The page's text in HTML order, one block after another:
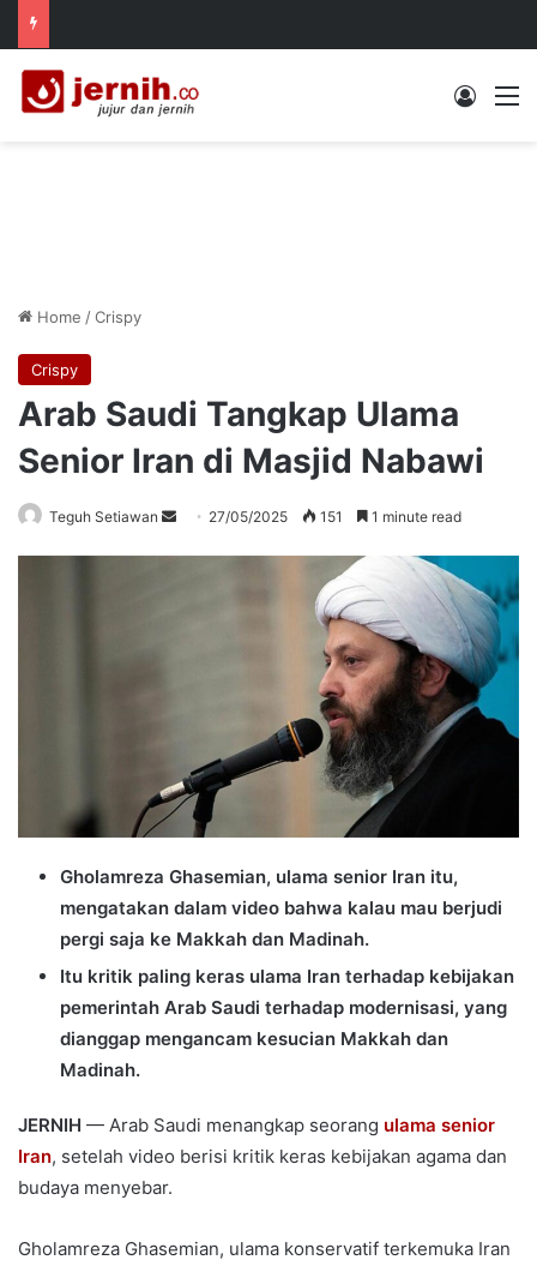
Log In
Home /Crispy
Crispy
Arab Saudi Tangkap Ulama
Senior Iran di Masjid Nabawi
Teguh Setiawan
Send 27/05/2025 151 1 minute read
Gholamreza Ghasemian, ulama senior Iran itu,
mengatakan dalam video bahwa kalau mau berjudi
pergi saja ke Makkah dan Madinah.
Itu kritik paling keras ulama Iran terhadap kebijakan
pemerintah Arab Saudi terhadap modernisasi, yang
dianggap mengancam kesucian Makkah dan
Madinah.
JERNIH — Arab Saudi menangkap seorang ulama senior
Iran, setelah video berisi kritik keras kebijakan agama dan
budaya menyebar.
Gholamreza Ghasemian, ulama konservatif terkemuka Iran